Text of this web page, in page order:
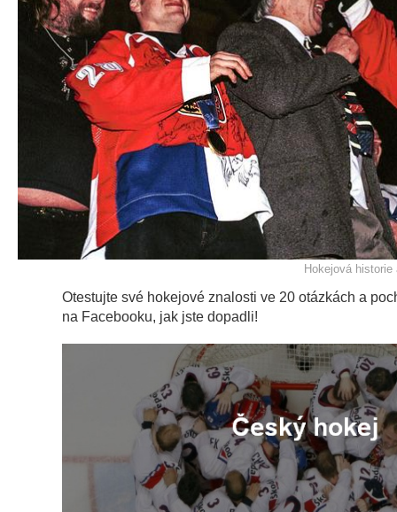
Hokejová
Otestujte své hokejové znalosti ve 20 otázkách a
na Facebooku, jak jste dopadli!